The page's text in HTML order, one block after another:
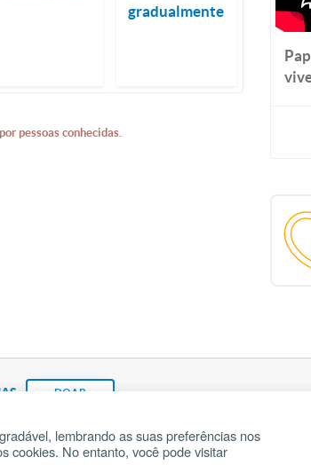
gradualmente
pessoas conhecidas.
DOAR
João Paulo II Pedido de Oração Mapa
lembrando as suas preferências nos
cookies. No entanto, você pode visitar